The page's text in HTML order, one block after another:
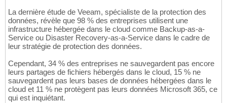
La dernière étude de Veeam, spécialiste de la protection des
données, révèle que 98 % des entreprises utilisent une
infrastructure hébergée dans le cloud comme Backup-as-a-
Service ou Disaster Recovery-as-a-Service dans le cadre de
leur stratégie de protection des données.
Cependant, 34 % des entreprises ne sauvegardent pas encore
leurs partages de fichiers hébergés dans le cloud, 15 % ne
sauvegardent pas leurs bases de données hébergées dans le
cloud et 11 % ne protègent pas leurs données Microsoft 365, ce
qui est inquiétant.